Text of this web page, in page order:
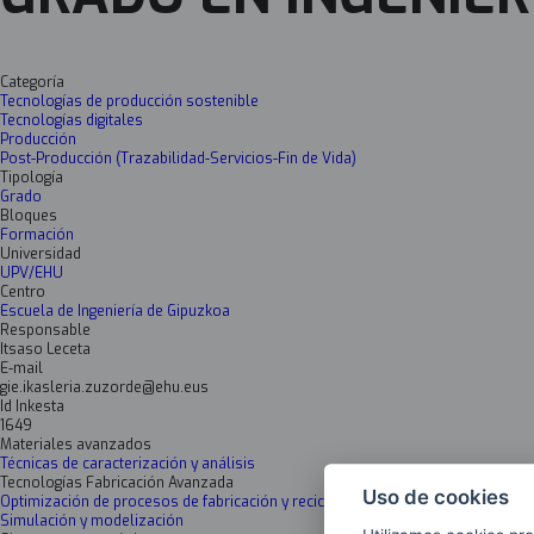
Categoría
Tecnologías de producción sostenible
Tecnologías digitales
Producción
Post-Producción (Trazabilidad-Servicios-Fin de Vida)
Tipología
Grado
Bloques
Formación
Universidad
UPV/EHU
Centro
Escuela de Ingeniería de Gipuzkoa
Responsable
Itsaso Leceta
E-mail
gie.ikasleria.zuzorde@ehu.eus
Id Inkesta
1649
Materiales avanzados
Técnicas de caracterización y análisis
Tecnologías Fabricación Avanzada
Optimización de procesos de fabricación y reciclaje
Simulación y modelización
Uso de cookies